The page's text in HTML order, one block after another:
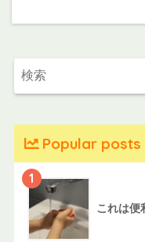
Popular posts
1
これは便